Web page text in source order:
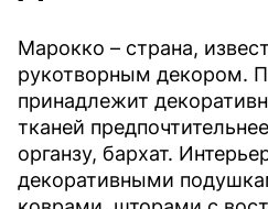
Марокко – страна,
рукотворным декором.
принадлежит
тканей
органзу, бархат.
декоративными